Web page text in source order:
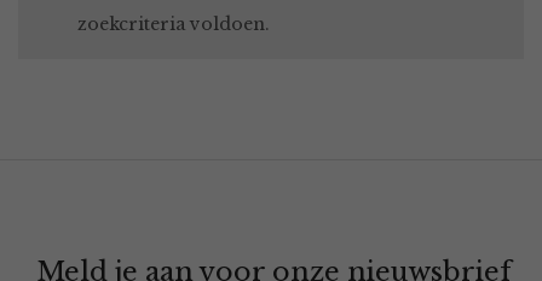
zoekcriteria voldoen.
Meld je aan voor onze nieuwsbrief